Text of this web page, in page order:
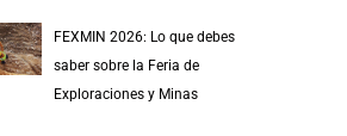
FEXMIN 2026: Lo que debes
saber sobre la Feria de
Exploraciones y Minas